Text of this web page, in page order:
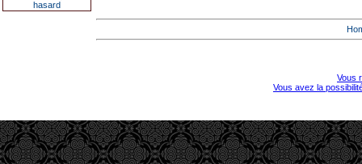
hasard
Vous
Vous avez la